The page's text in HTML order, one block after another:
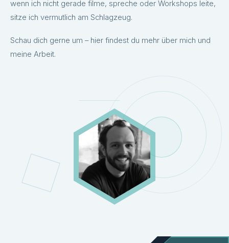
wenn ich nicht gerade filme, spreche oder Workshops leite,
sitze ich vermutlich am Schlagzeug.
Schau dich gerne um – hier findest du mehr über mich und
meine Arbeit.